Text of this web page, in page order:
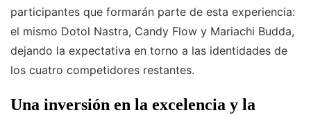
participantes que formarán parte de esta experiencia:
el mismo Dotol Nastra, Candy Flow y Mariachi Budda,
dejando la expectativa en torno a las identidades de
los cuatro competidores restantes.
Una inversión en la excelencia y la